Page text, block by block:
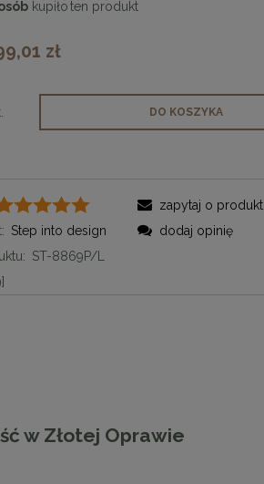
kupiło ten produkt
zł
DO KOSZYKA
Step into design
ST-8869P/L
zapytaj o produkt
dodaj opinię
w Złotej Oprawie